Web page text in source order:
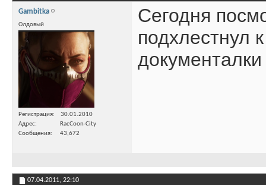
Gambitka
Олдовый
Регистрация
30.01.2010
Адрес
RacCoon-City
Сообщения
43,672
Сегодня
подхлестнул
документалки
07.04.2011, 22:10